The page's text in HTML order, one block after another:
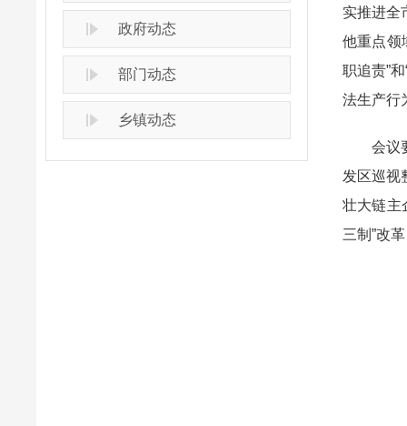
政府动态
部门动态
乡镇动态
实推进全
他重点领
职追责”
法生产行
会议要
发区巡视
壮大链主
三制”改